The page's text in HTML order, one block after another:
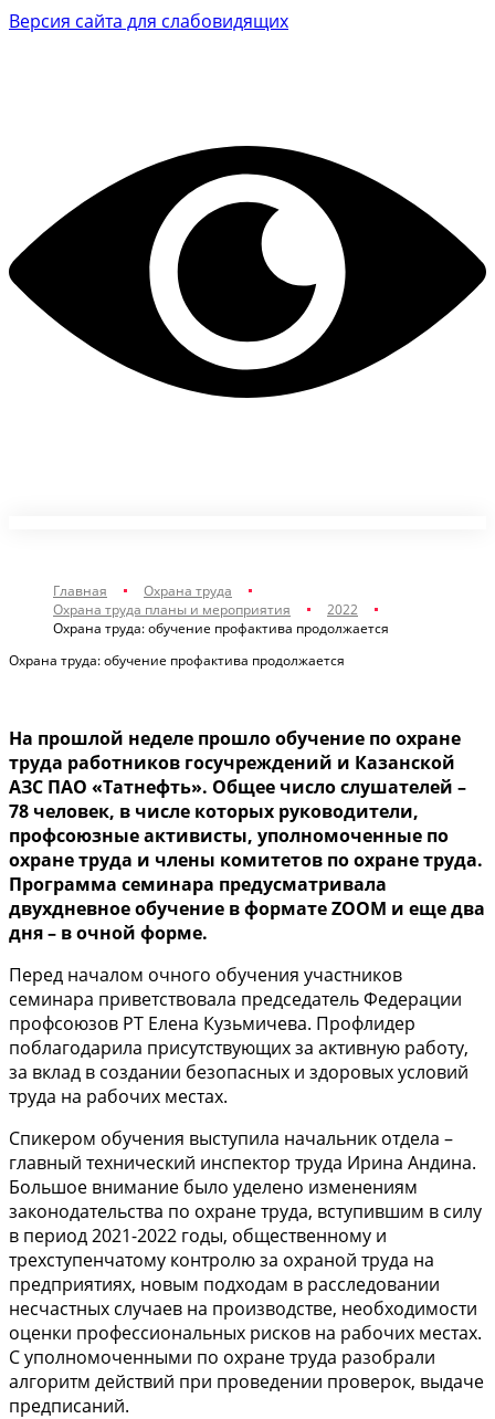
Версия сайта для слабовидящих
Главная
Охрана труда
Охрана труда планы и мероприятия
2022
Охрана труда: обучение профактива продолжается
Охрана труда: обучение профактива продолжается
На прошлой неделе прошло обучение по охране
труда работников госучреждений и Казанской
АЗС ПАО «Татнефть». Общее число слушателей –
78 человек, в числе которых руководители,
профсоюзные активисты, уполномоченные по
охране труда и члены комитетов по охране труда.
Программа семинара предусматривала
двухдневное обучение в формате ZOOM и еще два
дня – в очной форме.
Перед началом очного обучения участников
семинара приветствовала председатель Федерации
профсоюзов РТ Елена Кузьмичева. Профлидер
поблагодарила присутствующих за активную работу,
за вклад в создании безопасных и здоровых условий
труда на рабочих местах.
Спикером обучения выступила начальник отдела –
главный технический инспектор труда Ирина Андина.
Большое внимание было уделено изменениям
законодательства по охране труда, вступившим в силу
в период 2021-2022 годы, общественному и
трехступенчатому контролю за охраной труда на
предприятиях, новым подходам в расследовании
несчастных случаев на производстве, необходимости
оценки профессиональных рисков на рабочих местах.
С уполномоченными по охране труда разобрали
алгоритм действий при проведении проверок, выдаче
предписаний.